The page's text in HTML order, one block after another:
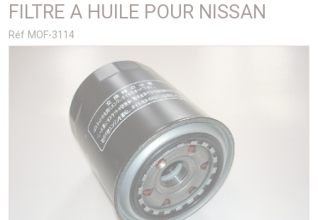
FILTRE A HUILE POUR NISSAN
Réf MOF-3114